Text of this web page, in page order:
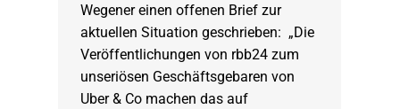
Wegener einen offenen Brief zur
aktuellen Situation geschrieben: „Die
Veröffentlichungen von rbb24 zum
unseriösen Geschäftsgebaren von
Uber & Co machen das auf